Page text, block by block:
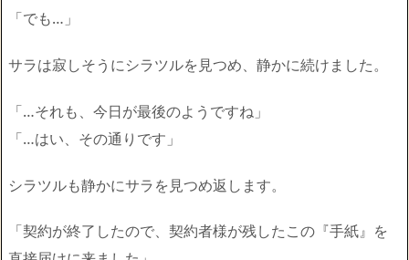
「でも…」
サラは寂しそうにシラツルを見つめ、静かに続けました。
「…それも、今日が最後のようですね」
「…はい、その通りです」
シラツルも静かにサラを見つめ返します。
「契約が終了したので、契約者様が残したこの『手紙』を